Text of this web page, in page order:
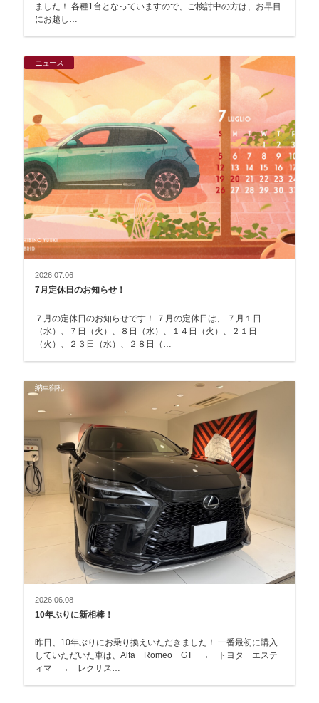
ました！ 各種1台となっていますので、ご検討中の方は、お早目
にお越し…
ニュース
2026.07.06
7月定休日のお知らせ！
７月の定休日のお知らせです！ ７月の定休日は、 ７月１日
（水）、７日（火）、８日（水）、１４日（火）、２１日
（火）、２３日（水）、２８日（…
納車御礼
2026.06.08
10年ぶりに新相棒！
昨日、10年ぶりにお乗り換えいただきました！ 一番最初に購入
していただいた車は、Alfa Romeo GT → トヨタ エステ
ィマ → レクサス…